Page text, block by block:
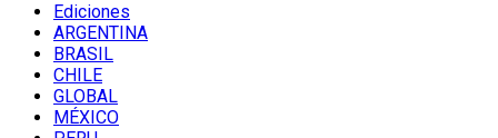
Ediciones
ARGENTINA
BRASIL
CHILE
GLOBAL
MÉXICO